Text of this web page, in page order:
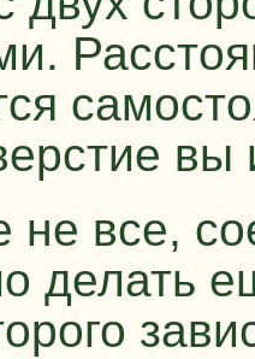
вы
не все,
делать